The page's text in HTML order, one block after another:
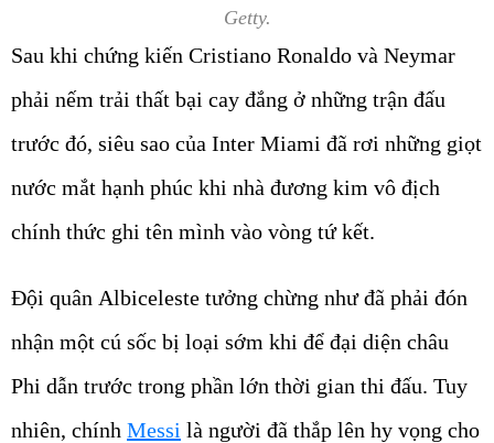
Getty.
Sau khi chứng kiến Cristiano Ronaldo và Neymar
phải nếm trải thất bại cay đắng ở những trận đấu
trước đó, siêu sao của Inter Miami đã rơi những giọt
nước mắt hạnh phúc khi nhà đương kim vô địch
chính thức ghi tên mình vào vòng tứ kết.
Đội quân Albiceleste tưởng chừng như đã phải đón
nhận một cú sốc bị loại sớm khi để đại diện châu
Phi dẫn trước trong phần lớn thời gian thi đấu. Tuy
nhiên, chính Messi là người đã thắp lên hy vọng cho